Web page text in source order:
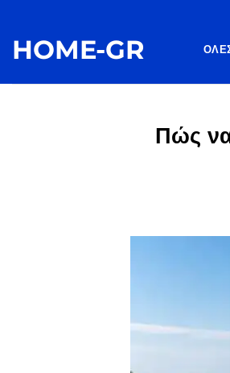
περιεχόμενο
HOME-GR
Πώς να